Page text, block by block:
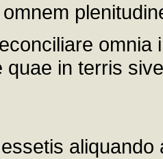
omnia
quae in terris